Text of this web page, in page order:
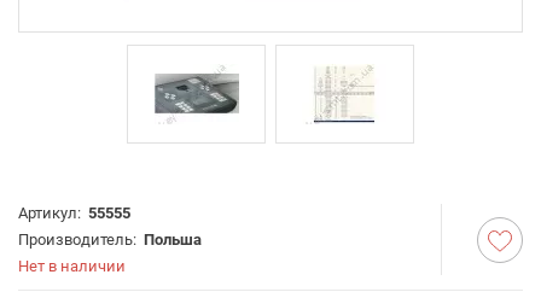
Артикул: 55555
Производитель: Польша
Нет в наличии